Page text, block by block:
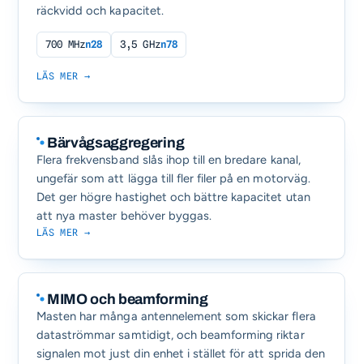
räckvidd och kapacitet.
700 MHzn28 3,5 GHzn78
LÄS MER →
Bärvågsaggregering
Flera frekvensband slås ihop till en bredare kanal,
ungefär som att lägga till fler filer på en motorväg.
Det ger högre hastighet och bättre kapacitet utan
att nya master behöver byggas.
LÄS MER →
MIMO och beamforming
Masten har många antennelement som skickar flera
dataströmmar samtidigt, och beamforming riktar
signalen mot just din enhet i stället för att sprida den